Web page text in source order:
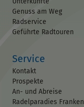
Genuss am Weg
Radservice
Geführte Radtouren
Service
Kontakt
Prospekte
An- und Abreise
Radelparadies Franken